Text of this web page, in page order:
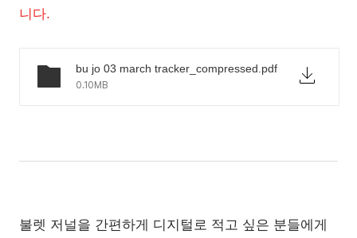
니다.
bu jo 03 march tracker_compressed.pdf
0.10MB
불렛 저널을 간편하게 디지털로 적고 싶은 분들에게